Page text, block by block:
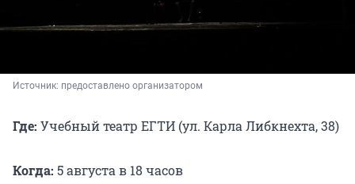
Источник: предоставлено организатором
Где: Учебный театр ЕГТИ (ул. Карла Либкнехта, 38)
Когда: 5 августа в 18 часов